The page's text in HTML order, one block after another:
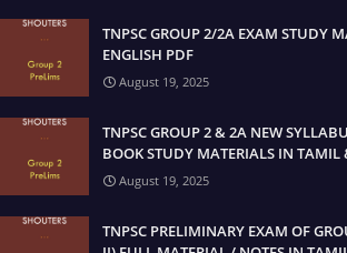
TNPSC GROUP 2/2A EXAM STUDY
ENGLISH PDF
August 19, 2025
TNPSC GROUP 2 & 2A NEW
BOOK STUDY MATERIALS IN TAMIL
August 19, 2025
TNPSC PRELIMINARY EXAM OF